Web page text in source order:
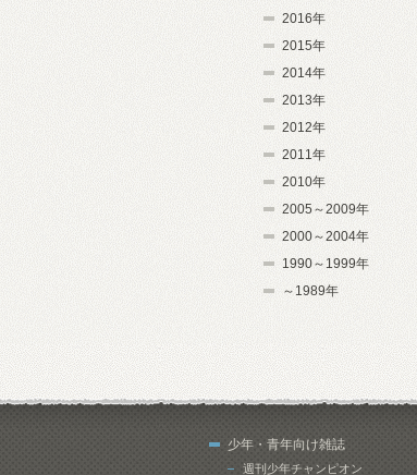
2016年
2015年
2014年
2013年
2012年
2011年
2010年
2005～2009年
2000～2004年
1990～1999年
～1989年
少年・青年向け雑誌
週刊少年チャンピオン